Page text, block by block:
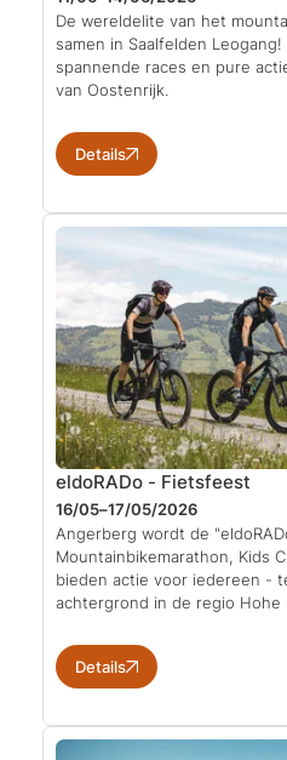
De wereldelite van het
samen in Saalfelden
spannende races en pure
van Oostenrijk.
Details
eldoRADo - Fietsfeest
16/05–17/05/2026
Angerberg wordt de
Mountainbikemarathon, Kids
bieden actie voor iedereen -
achtergrond in de regio Hohe
Details